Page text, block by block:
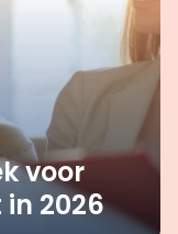
voor
2026